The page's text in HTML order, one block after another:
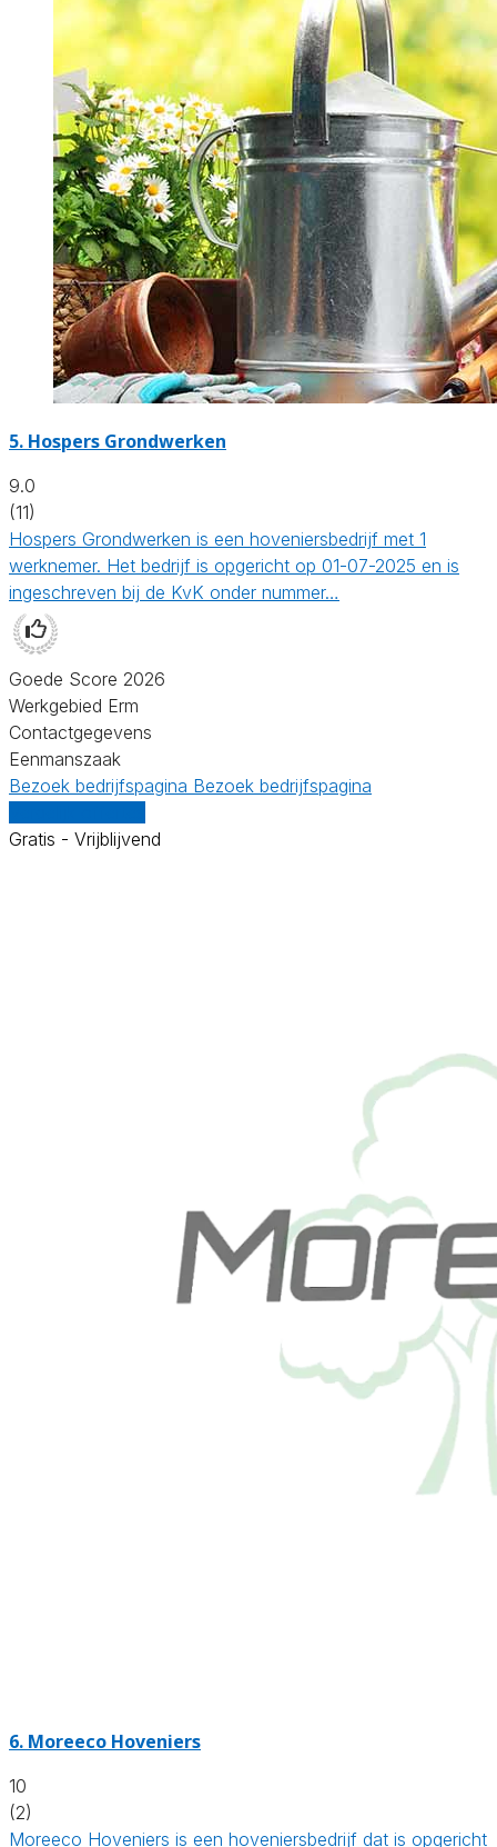
5. Hospers Grondwerken
9.0
(11)
Hospers Grondwerken is een hoveniersbedrijf met 1
werknemer. Het bedrijf is opgericht op 01-07-2025 en is
ingeschreven bij de KvK onder nummer…
Goede Score 2026
Werkgebied Erm
Contactgegevens
Eenmanszaak
Bezoek bedrijfspagina Bezoek bedrijfspagina
Gratis - Vrijblijvend
6. Moreeco Hoveniers
10
(2)
Moreeco Hoveniers is een hoveniersbedrijf dat is opgericht